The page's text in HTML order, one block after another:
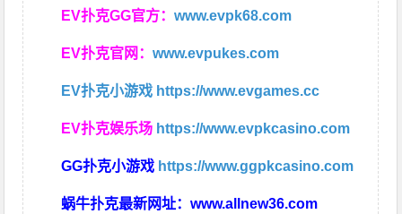
EV扑克GG官方：www.evpk68.com
EV扑克官网：www.evpukes.com
EV扑克小游戏 https://www.evgames.cc
EV扑克娱乐场 https://www.evpkcasino.com
GG扑克小游戏 https://www.ggpkcasino.com
蜗牛扑克最新网址：www.allnew36.com